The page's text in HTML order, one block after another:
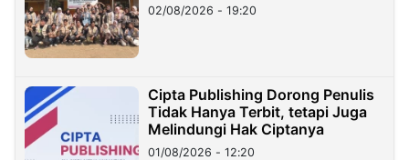
02/08/2026 - 19:20
Cipta Publishing Dorong Penulis
Tidak Hanya Terbit, tetapi Juga
Melindungi Hak Ciptanya
01/08/2026 - 12:20